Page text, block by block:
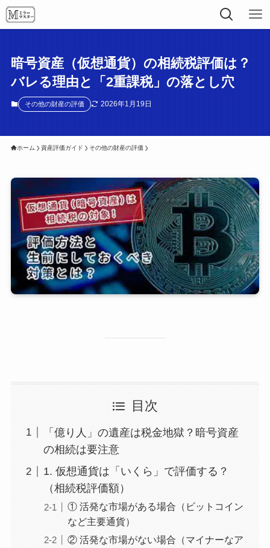
暗号資産（仮想通貨）の相続税評価は？
バレる理由と「2重課税」の落とし穴
その他の財産の評価 2026年1月19日
ホーム 資産評価ガイド その他の財産の評価
目次
「億り人」の遺産は税金地獄？暗号資産
の相続は要注意
1. 仮想通貨は「いくら」で評価する？
（相続税評価額）
① 活発な市場がある場合（ビットコイン
など主要通貨）
② 活発な市場がない場合（マイナーなア